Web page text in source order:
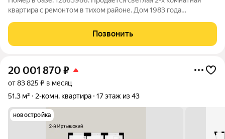
квартира с ремонтом в тихом районе. Дом 1983 года
ремонт в 2025 г. Сама квартира уютная, лоджия застекленная,
окна выходят на
Позвонить
20 001 870 ₽
от 83 825 ₽ в месяц
51,3 м²
2-комн. квартира 17 этаж из 43
новостройка